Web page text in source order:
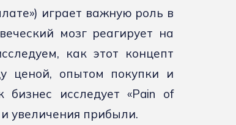
играет важную роль в
мозг реагирует на
как этот концепт
ценой, опытом покупки и
исследует «Pain of
увеличения прибыли.